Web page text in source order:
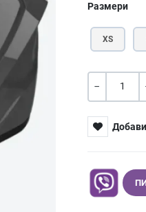
Размери
XS
Количество